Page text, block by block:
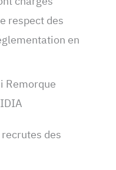
respect des
en
Remorque
des